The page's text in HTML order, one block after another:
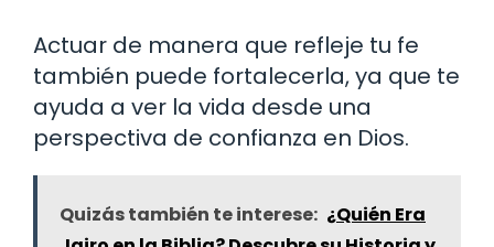
Actuar de manera que refleje tu fe
también puede fortalecerla, ya que te
ayuda a ver la vida desde una
perspectiva de confianza en Dios.
Quizás también te interese: ¿Quién Era